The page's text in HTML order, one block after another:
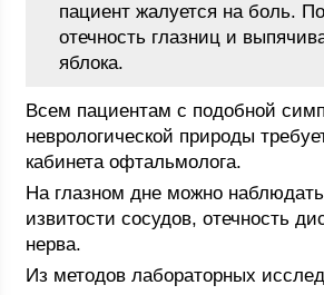
пациент жалуется на боль.
отечность глазниц и
яблока.
Всем пациентам с подобной
неврологической природы
кабинета офтальмолога.
На глазном дне можно
извитости сосудов, отечность
нерва.
Из методов лабораторных